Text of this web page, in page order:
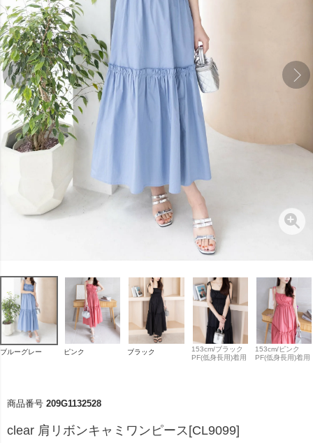
ブルーグレー ピンク ブラック
153cm/ブラック
PF(低身長用)着用
153cm/ピンク
PF(低身長用)着用
商品番号 209G1132528
clear 肩リボンキャミワンピース[CL9099]